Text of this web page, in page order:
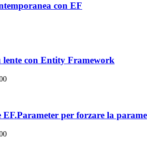
con EF
lente con Entity Framework
per forzare la